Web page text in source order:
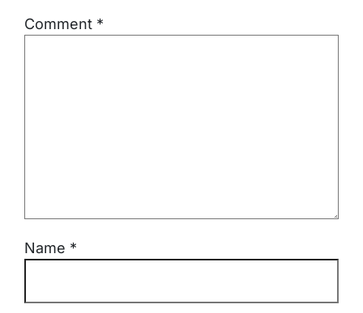
Comment *
Name *